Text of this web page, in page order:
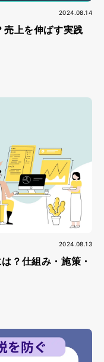
2024.08.14
上を伸ばす実践
2024.08.13
？仕組み・施策・